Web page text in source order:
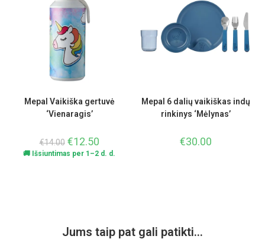
Mepal Vaikiška gertuvė
‘Vienaragis’
€14.00 €12.50
🚚 Išsiuntimas per 1–2 d. d.
Mepal 6 dalių vaikiškas indų
rinkinys ‘Mėlynas’
€30.00
Jums taip pat gali patikti…